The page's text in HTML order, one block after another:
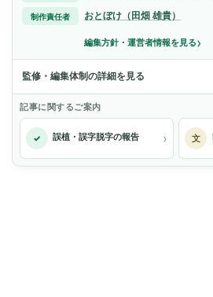
制作責任者 おとぼけ（田畑 雄貴）
編集方針・運営者情報を見る›
監修・編集体制の詳細を見る
記事に関するご案内
✓ 誤植・誤字脱字の報告 › 文